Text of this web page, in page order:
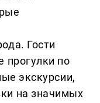
Гости
прогулки по
экскурсии,
на значимых